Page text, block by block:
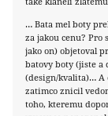
… Bata mel boty
za jakou cenu?
jako on) objetoval
batovy boty (jiste a
(design/kvalita)… A
zatimco znicil
toho, kteremu